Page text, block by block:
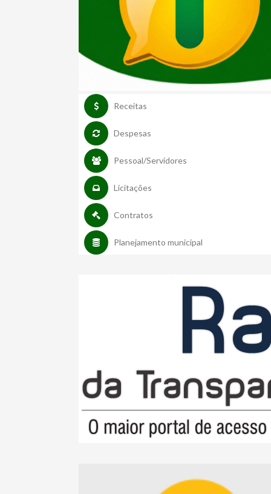
Receitas
Despesas
Pessoal/Servidores
Licitações
Contratos
Planejamento municipal